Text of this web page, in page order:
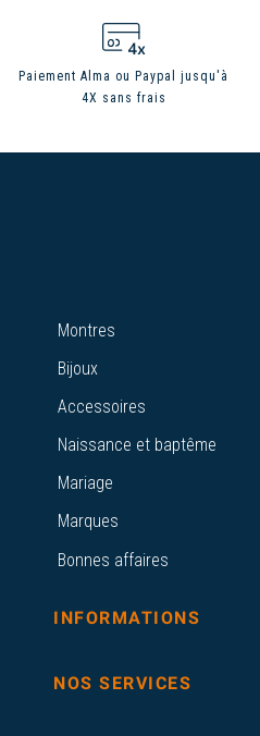
Paiement Alma ou Paypal jusqu'à
4X sans frais
Montres
Bijoux
Accessoires
Naissance et baptême
Mariage
Marques
Bonnes affaires
INFORMATIONS
NOS SERVICES